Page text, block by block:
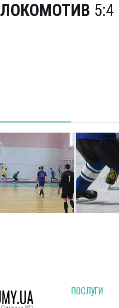
ЛОКОМОТИВ
ПОСЛУГИ